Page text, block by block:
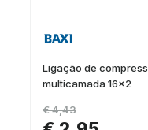
Ligação de
multicamada 16x2
€ 4,43